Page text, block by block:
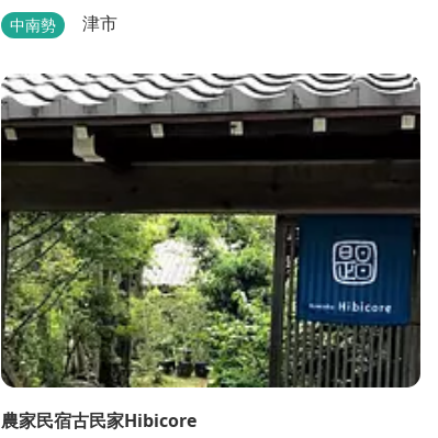
泉かけ流しで堪能できます。
中南勢 津市
農家民宿古民家Hibicore